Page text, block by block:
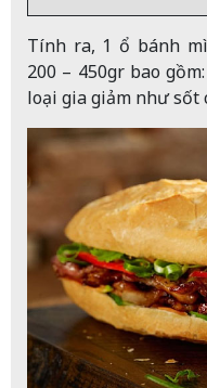
Tính ra, 1 ổ bánh
200 – 450gr bao
loại gia giảm như sốt